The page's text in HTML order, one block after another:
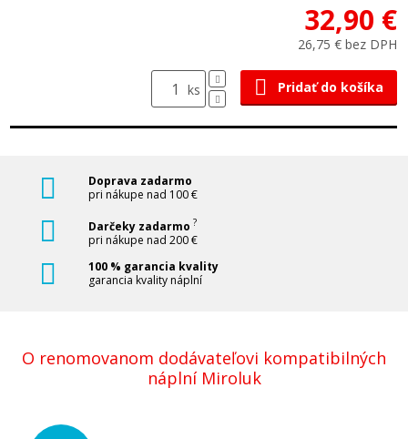
32,90 €
26,75 € bez DPH
ks Pridať do košíka
Doprava zadarmo
pri nákupe nad 100 €
Darčeky zadarmo ?
pri nákupe nad 200 €
100 % garancia kvality
garancia kvality náplní
O renomovanom dodávateľovi kompatibilných
náplní Miroluk